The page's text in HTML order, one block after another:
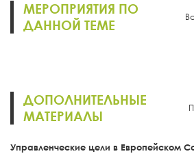
МЕРОПРИЯТИЯ ПО
ДАННОЙ ТЕМЕ
ДОПОЛНИТЕЛЬНЫЕ
МАТЕРИАЛЫ
Управленческие цели в Европейском